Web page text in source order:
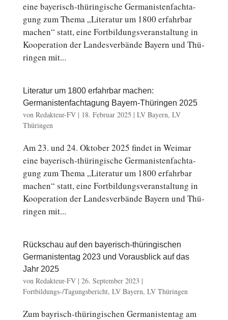
eine bayerisch-thüringische Ger­ma­nis­ten­fach­ta­
gung zum Thema „Li­te­ra­tur um 1800 er­fahr­bar
machen“ statt, eine Fort­bil­dungs­ver­an­stal­tung in
Ko­ope­ra­ti­on der Lan­des­ver­bän­de Bayern und Thü­
rin­gen mit...
Literatur um 1800 erfahrbar machen:
Germanistenfachtagung Bayern-Thüringen 2025
von Redakteur-FV| 18. Februar 2025 | LV Bayern, LV
Thüringen
Am 23. und 24. Oktober 2025 findet in Weimar
eine bayerisch-thüringische Ger­ma­nis­ten­fach­ta­
gung zum Thema „Li­te­ra­tur um 1800 er­fahr­bar
machen“ statt, eine Fort­bil­dungs­ver­an­stal­tung in
Ko­ope­ra­ti­on der Lan­des­ver­bän­de Bayern und Thü­
rin­gen mit...
Rückschau auf den bayerisch-thüringischen
Germanistentag 2023 und Vorausblick auf das
Jahr 2025
von Redakteur-FV| 26. September 2023 |
Fortbildungs-/Tagungsbericht, LV Bayern, LV Thüringen
Zum bayrisch-thüringischen Ger­ma­nis­ten­tag am